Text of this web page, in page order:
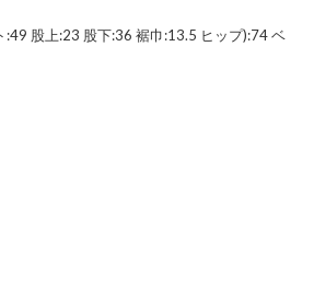
:49 股上:23 股下:36 裾巾:13.5 ヒップ):74 ベ